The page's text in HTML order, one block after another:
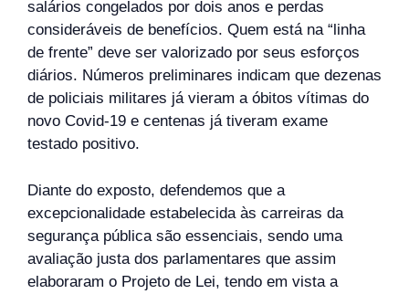
salários congelados por dois anos e perdas
consideráveis de benefícios. Quem está na “linha
de frente” deve ser valorizado por seus esforços
diários. Números preliminares indicam que dezenas
de policiais militares já vieram a óbitos vítimas do
novo Covid-19 e centenas já tiveram exame
testado positivo.
Diante do exposto, defendemos que a
excepcionalidade estabelecida às carreiras da
segurança pública são essenciais, sendo uma
avaliação justa dos parlamentares que assim
elaboraram o Projeto de Lei, tendo em vista a